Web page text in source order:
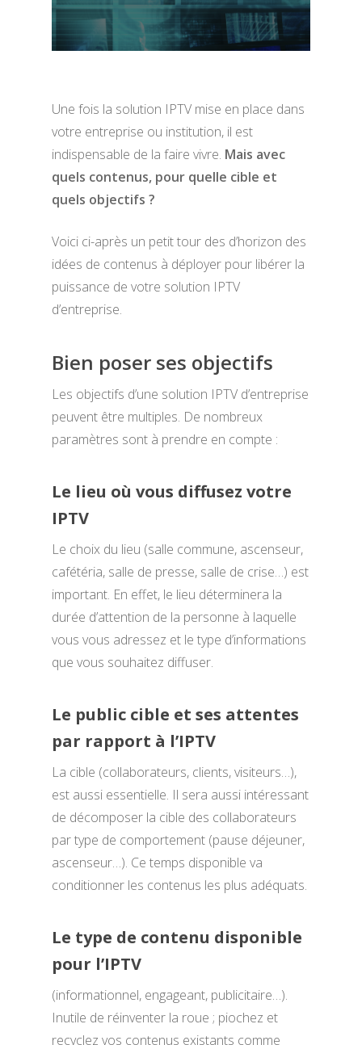
Une fois la solution IPTV mise en place dans
votre entreprise ou institution, il est
indispensable de la faire vivre. Mais avec
quels contenus, pour quelle cible et
quels objectifs ?
Voici ci-après un petit tour des d’horizon des
idées de contenus à déployer pour libérer la
puissance de votre solution IPTV
d’entreprise.
Bien poser ses objectifs
Les objectifs d’une solution IPTV d’entreprise
peuvent être multiples. De nombreux
paramètres sont à prendre en compte :
Le lieu où vous diffusez votre
IPTV
Le choix du lieu (salle commune, ascenseur,
cafétéria, salle de presse, salle de crise…) est
important. En effet, le lieu déterminera la
durée d’attention de la personne à laquelle
vous vous adressez et le type d’informations
que vous souhaitez diffuser.
Le public cible et ses attentes
par rapport à l’IPTV
La cible (collaborateurs, clients, visiteurs…),
est aussi essentielle. Il sera aussi intéressant
de décomposer la cible des collaborateurs
par type de comportement (pause déjeuner,
ascenseur…). Ce temps disponible va
conditionner les contenus les plus adéquats.
Le type de contenu disponible
pour l’IPTV
(informationnel, engageant, publicitaire…).
Inutile de réinventer la roue ; piochez et
recyclez vos contenus existants comme